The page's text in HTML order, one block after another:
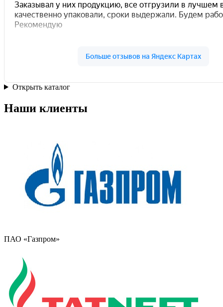
Открыть каталог
Наши клиенты
ПАО «Газпром»